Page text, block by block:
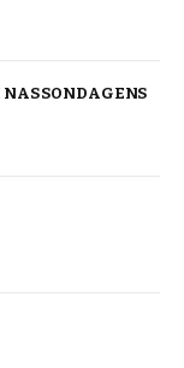
NAS SONDAGENS